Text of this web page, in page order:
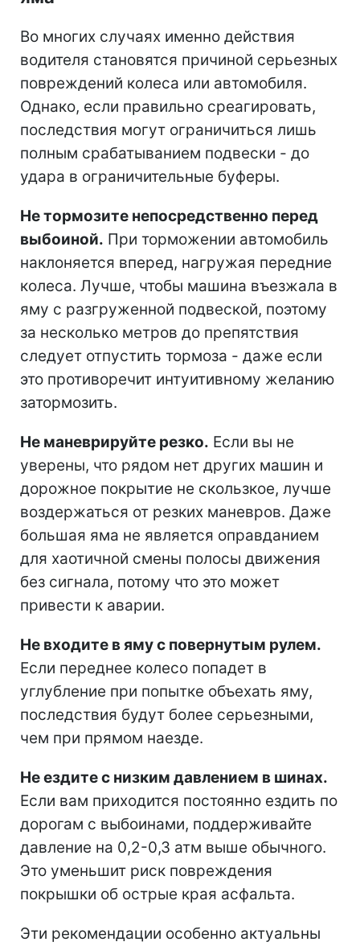
Во многих случаях именно действия
водителя становятся причиной серьезных
повреждений колеса или автомобиля.
Однако, если правильно среагировать,
последствия могут ограничиться лишь
полным срабатыванием подвески - до
удара в ограничительные буферы.
Не тормозите непосредственно перед
выбоиной. При торможении автомобиль
наклоняется вперед, нагружая передние
колеса. Лучше, чтобы машина въезжала в
яму с разгруженной подвеской, поэтому
за несколько метров до препятствия
следует отпустить тормоза - даже если
это противоречит интуитивному желанию
затормозить.
Не маневрируйте резко. Если вы не
уверены, что рядом нет других машин и
дорожное покрытие не скользкое, лучше
воздержаться от резких маневров. Даже
большая яма не является оправданием
для хаотичной смены полосы движения
без сигнала, потому что это может
привести к аварии.
Не входите в яму с повернутым рулем.
Если переднее колесо попадет в
углубление при попытке объехать яму,
последствия будут более серьезными,
чем при прямом наезде.
Не ездите с низким давлением в шинах.
Если вам приходится постоянно ездить по
дорогам с выбоинами, поддерживайте
давление на 0,2-0,3 атм выше обычного.
Это уменьшит риск повреждения
покрышки об острые края асфальта.
Эти рекомендации особенно актуальны